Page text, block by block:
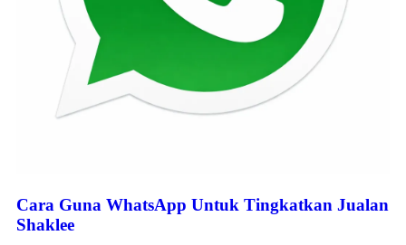
Cara Guna WhatsApp Untuk Tingkatkan Jualan
Shaklee